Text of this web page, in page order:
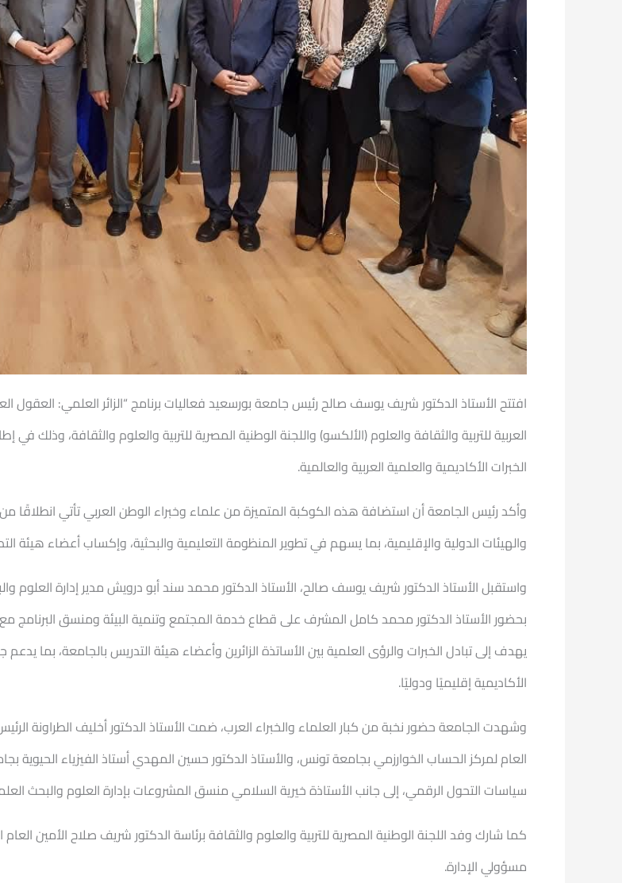
افتتح الأستاذ الدكتور شريف يوسف صالح رئيس جامعة بورسعيد فعاليات برنامج “الزائر العلمي: العقول
العربية للتربية والثقافة والعلوم (الألكسو) واللجنة الوطنية المصرية للتربية والعلوم والثقافة، وذلك في
الخبرات الأكاديمية والعلمية العربية والعالمية.
وأكد رئيس الجامعة أن استضافة هذه الكوكبة المتميزة من علماء وخبراء الوطن العربي تأتي
والهيئات الدولية والإقليمية، بما يسهم في تطوير المنظومة التعليمية والبحثية، وإكساب أعضاء هيئة
واستقبل الأستاذ الدكتور شريف يوسف صالح، الأستاذ الدكتور محمد سند أبو درويش مدير إدارة العلوم
بحضور الأستاذ الدكتور محمد كامل المشرف على قطاع خدمة المجتمع وتنمية البيئة ومنسق البرنامج مع
يهدف إلى تبادل الخبرات والرؤى العلمية بين الأساتذة الزائرين وأعضاء هيئة التدريس بالجامعة، بما
الأكاديمية إقليميًا ودوليًا.
وشهدت الجامعة حضور نخبة من كبار العلماء والخبراء العرب، ضمت الأستاذ الدكتور أخليف الطراونة
العام لمركز الحساب الخوارزمي بجامعة تونس، والأستاذ الدكتور حسين المهدي أستاذ الفيزياء الحيوية
سياسات التحول الرقمي، إلى جانب الأستاذة خيرية السلامي منسق المشروعات بإدارة العلوم والبحث
كما شارك وفد اللجنة الوطنية المصرية للتربية والعلوم والثقافة برئاسة الدكتور شريف صلاح الأمين
مسؤولي الإدارة.